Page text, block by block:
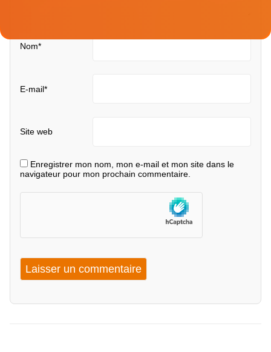
Nom*
E-mail*
Site web
Enregistrer mon nom, mon e-mail et mon site dans le
navigateur pour mon prochain commentaire.